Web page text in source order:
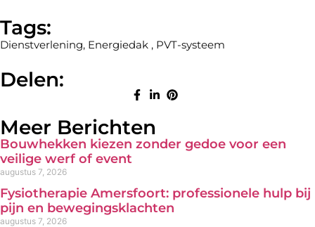
Tags:
Dienstverlening, Energiedak , PVT-systeem
Delen:
Meer Berichten
Bouwhekken kiezen zonder gedoe voor een
veilige werf of event
augustus 7, 2026
Fysiotherapie Amersfoort: professionele hulp bij
pijn en bewegingsklachten
augustus 7, 2026